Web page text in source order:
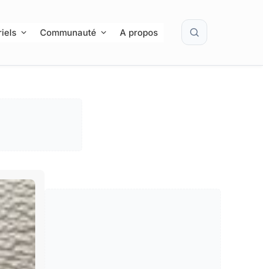
Communauté A propos Rechercher